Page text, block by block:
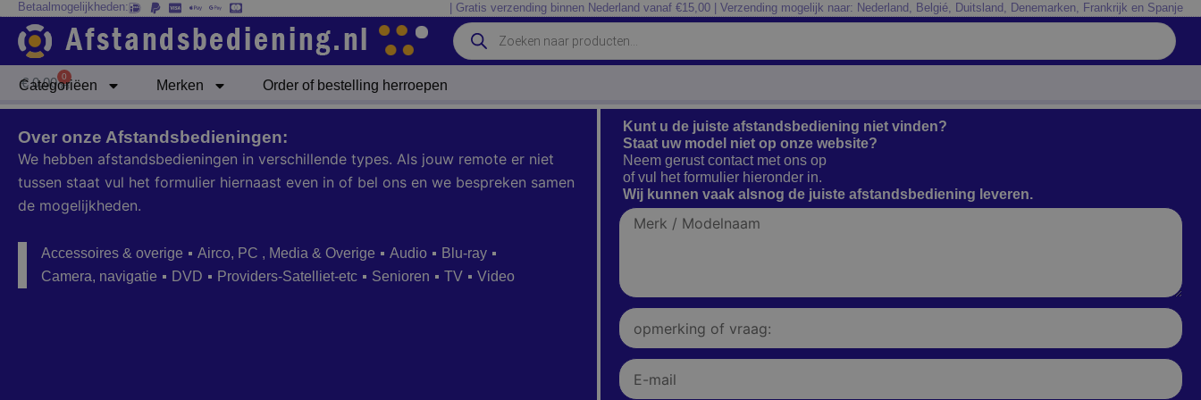
naar
inhoud
Betaalmogelijkheden: | Gratis verzending binnen Nederland vanaf €15,00 | Verzending mogelijk naar: Nederland, Belgié, Duitsland, Denemarken, Frankrijk en Spanje
Producten
zoeken
Categoriëen Merken Order of bestelling herroepen
€0,00 0
Winkelwagen
Over onze Afstandsbedieningen:
We hebben afstandsbedieningen in verschillende types. Als jouw remote er niet
tussen staat vul het formulier hiernaast even in of bel ons en we bespreken samen
de mogelijkheden.
Accessoires & overige Airco, PC , Media & Overige Audio
Blu-ray
Camera, navigatie
DVD Providers-Satelliet-etc Senioren TV Video
Kunt u de juiste afstandsbediening niet vinden?
Staat uw model niet op onze website?
Neem gerust contact met ons op
of vul het formulier hieronder in.
Wij kunnen vaak alsnog de juiste afstandsbediening leveren.
Merk
Opmerking
of
vraag:
E-
mail